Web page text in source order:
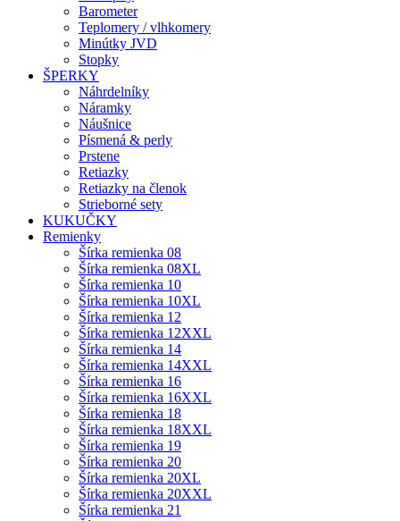
Barometer
Teplomery / vlhkomery
Minútky JVD
Stopky
ŠPERKY
Náhrdelníky
Náramky
Náušnice
Písmená & perly
Prstene
Retiazky
Retiazky na členok
Strieborné sety
KUKUČKY
Remienky
Šírka remienka 08
Šírka remienka 08XL
Šírka remienka 10
Šírka remienka 10XL
Šírka remienka 12
Šírka remienka 12XXL
Šírka remienka 14
Šírka remienka 14XXL
Šírka remienka 16
Šírka remienka 16XXL
Šírka remienka 18
Šírka remienka 18XXL
Šírka remienka 19
Šírka remienka 20
Šírka remienka 20XL
Šírka remienka 20XXL
Šírka remienka 21